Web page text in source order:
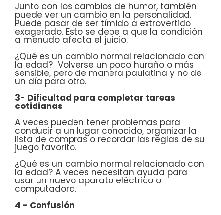
Junto con los cambios de humor, también
puede ver un cambio en la personalidad.
Puede pasar de ser tímido a extrovertido
exagerado. Esto se debe a que la condición
a menudo afecta el juicio.
¿Qué es un cambio normal relacionado con
la edad? Volverse un poco huraño o más
sensible, pero de manera paulatina y no de
un día para otro.
3- Dificultad para completar tareas
cotidianas
A veces pueden tener problemas para
conducir a un lugar conocido, organizar la
lista de compras o recordar las reglas de su
juego favorito.
¿Qué es un cambio normal relacionado con
la edad? A veces necesitan ayuda para
usar un nuevo aparato eléctrico o
computadora.
4 - Confusión